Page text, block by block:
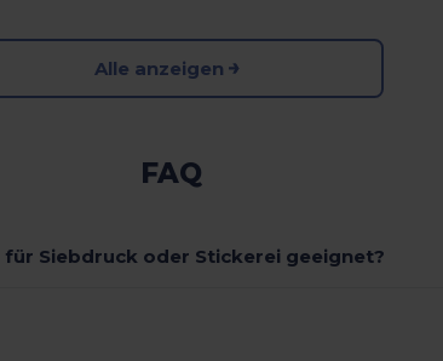
Alle anzeigen
FAQ
für Siebdruck oder Stickerei geeignet?